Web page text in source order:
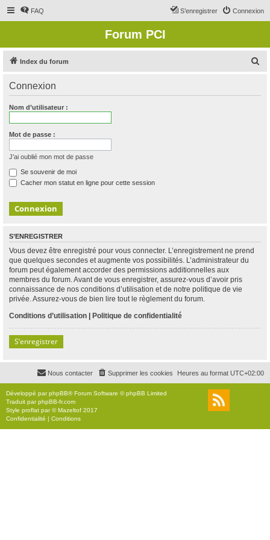
FAQ Connexion
S’enregistrer
Forum PCI
Index du forum
Connexion
Nom d’utilisateur :
Mot de passe :
J’ai oublié mon mot de passe
Se souvenir de moi
Cacher mon statut en ligne pour cette session
S’ENREGISTRER
Vous devez être enregistré pour vous connecter. L’enregistrement ne prend
que quelques secondes et augmente vos possibilités. L’administrateur du
forum peut également accorder des permissions additionnelles aux
membres du forum. Avant de vous enregistrer, assurez-vous d’avoir pris
connaissance de nos conditions d’utilisation et de notre politique de vie
privée. Assurez-vous de bien lire tout le règlement du forum.
Conditions d’utilisation | Politique de confidentialité
S’enregistrer
Heures au format UTC+02:00
Supprimer les cookies
Nous contacter
Développé parphpBB® Forum Software © phpBB Limited
Traduit parphpBB-fr.com
Style proflat par ©Mazeltof 2017
Confidentialité | Conditions